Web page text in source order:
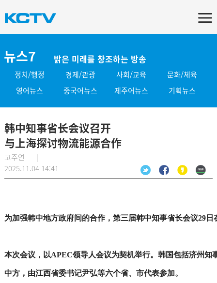
뉴스7 밝은 미래를 창조하는 방송
정치/행정 경제/관광 사회/교육
문화/체육
영어뉴스
중국어뉴스 제주어뉴스 기획뉴스
韩中知事省长会议召开
与上海探讨物流能源合作
고주연 |
2025.11.04 14:41
为加强韩中地方政府间的合作，第三届韩中知事省长会议29日
本次会议， 以APEC领导人会议为契机举行。韩国包括济州知
中方，由江西省委书记尹弘等六个省、市代表参加。